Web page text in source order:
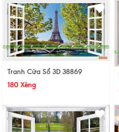
Tranh Cửa Sổ 3D 38869
180 Xèng